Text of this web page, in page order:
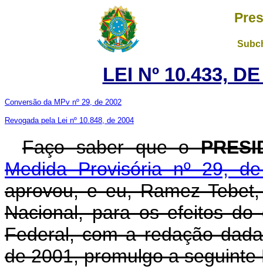
LEI Nº 10.433,
Conversão da MPv nº 29, de 2002
Revogada pela Lei nº 10.848, de 2004
Faço saber que o
Medida Provisória nº 29,
aprovou, e eu, Ramez
Nacional, para os efeitos
Federal, com a redação
de 2001, promulgo a seguinte